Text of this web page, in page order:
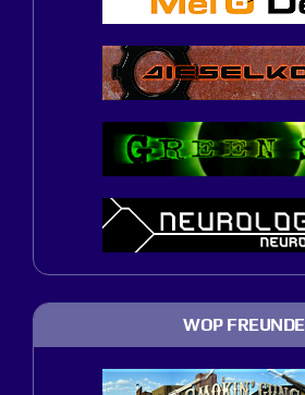
WOP FREUNDE